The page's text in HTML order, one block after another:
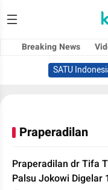
Breaking News
SATU
Praperadilan
Praperadilan dr Tifa
Palsu Jokowi Digelar